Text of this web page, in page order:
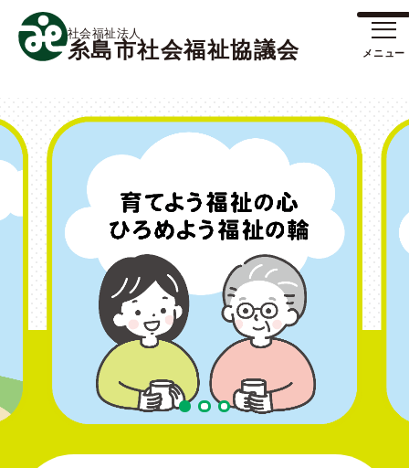
社会福祉法人
糸島市社会福祉協議会